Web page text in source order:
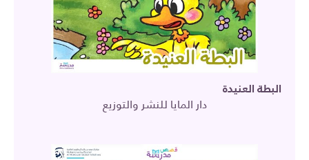
البطة العنيدة
دار المايا للنشر والتوزيع